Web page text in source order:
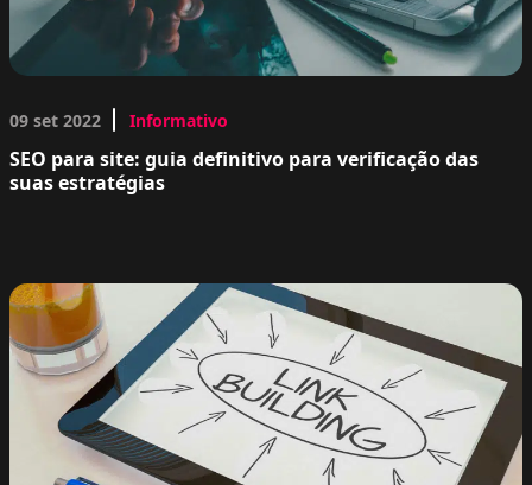
09 set 2022 Informativo
SEO para site: guia definitivo para verificação das
suas estratégias